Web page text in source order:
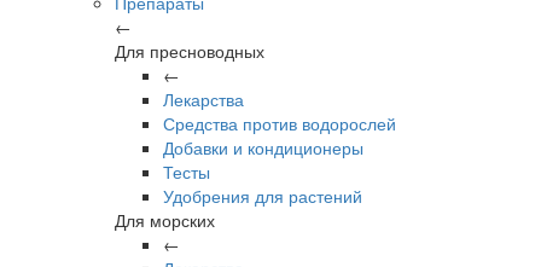
←
Для пресноводных
←
Лекарства
Средства против водорослей
Добавки и кондиционеры
Тесты
Удобрения для растений
Для морских
←